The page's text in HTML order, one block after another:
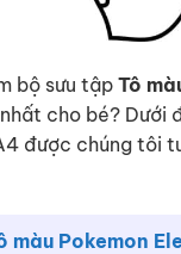
bộ sưu tập Tô
cho bé? Dưới
được chúng tôi
màu Pokemon